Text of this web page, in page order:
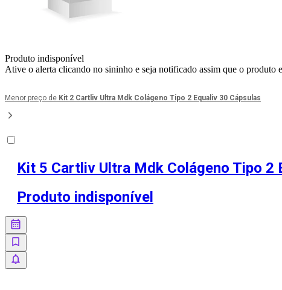
Produto indisponível
Ative o alerta clicando no sininho e seja notificado assim que o produto
Menor preço de Kit 2 Cartliv Ultra Mdk Colágeno Tipo 2 Equaliv 30 Cápsulas
Kit 5 Cartliv Ultra Mdk Colágeno Tipo 2
Produto indisponível